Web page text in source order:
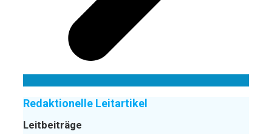
Redaktionelle Leitartikel
Leitbeiträge